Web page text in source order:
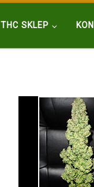
THC SKLEP